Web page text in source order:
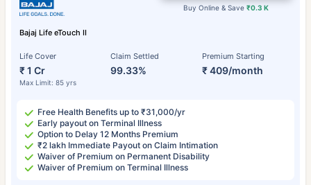
Bajaj Life eTouch II
Life Cover
₹ 1 Cr
Max Limit: 85 yrs
Claim Settled
99.33%
Premium Starting
₹ 409/month
Buy Online & Save₹0.3 K
Free Health Benefits up to ₹31,000/yr
Early payout on Terminal Illness
Option to Delay 12 Months Premium
₹2 lakh Immediate Payout on Claim Intimation
Waiver of Premium on Permanent Disability
Waiver of Premium on Terminal Illness